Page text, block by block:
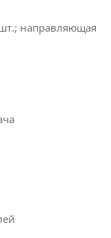
направляющая